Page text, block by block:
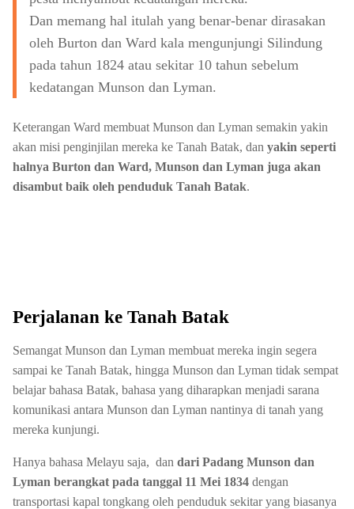
Dan memang hal itulah yang benar-benar dirasakan
oleh Burton dan Ward kala mengunjungi Silindung
pada tahun 1824 atau sekitar 10 tahun sebelum
kedatangan Munson dan Lyman.
Keterangan Ward membuat Munson dan Lyman semakin yakin
akan misi penginjilan mereka ke Tanah Batak, dan yakin seperti
halnya Burton dan Ward, Munson dan Lyman juga akan
disambut baik oleh penduduk Tanah Batak.
Perjalanan ke Tanah Batak
Semangat Munson dan Lyman membuat mereka ingin segera
sampai ke Tanah Batak, hingga Munson dan Lyman tidak sempat
belajar bahasa Batak, bahasa yang diharapkan menjadi sarana
komunikasi antara Munson dan Lyman nantinya di tanah yang
mereka kunjungi.
Hanya bahasa Melayu saja, dan dari Padang Munson dan
Lyman berangkat pada tanggal 11 Mei 1834 dengan
transportasi kapal tongkang oleh penduduk sekitar yang biasanya